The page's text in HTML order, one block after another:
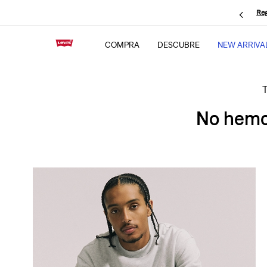
COMPRA DESCUBRE NEW
No